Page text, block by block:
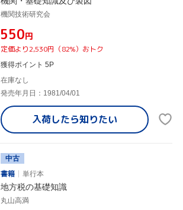
機関技術研究会
¥550円
定価より2,530円（82%）おトク
獲得ポイント 5P
在庫なし
発売年月日：1981/04/01
入荷したら知りたい
中古
書籍
単行本
地方税の基礎知識
丸山高満